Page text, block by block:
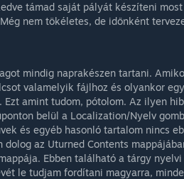
támad saját pályát készíteni
nem tökéletes, de időnként
mindig naprakészen tartani.
valamelyik fájlhoz és olyankor
Ezt amint tudom, pótolom. Az ilyen
belül a Localization/Nyelv
és egyéb hasonló tartalom nincs
dolog az Uturned Contents
Ebben található a tárgy
le tudjam fordítani magyarra,